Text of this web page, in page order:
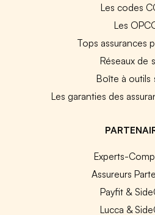
Les codes
Les
Tops assurances
Réseaux de
Boîte à outils
Les garanties des
Experts-
Assureurs
Payfit &
Lucca &